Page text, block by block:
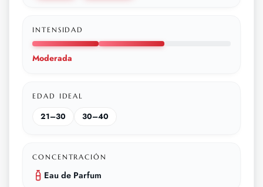
INTENSIDAD
Moderada
EDAD IDEAL
21–30 30–40
CONCENTRACIÓN
Eau de Parfum